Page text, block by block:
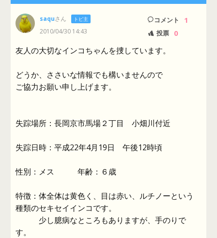
saquさん トピ主
2010/04/30 14:43
コメント 1
投票 0
友人の大切なインコちゃんを捜しています。
どうか、ささいな情報でも構いませんので
ご協力お願い申し上げます。
失踪場所：長岡京市馬場２丁目 小畑川付近
失踪日時：平成22年4月19日 午後12時頃
性別：メス 年齢：６歳
特徴：体全体は黄色く、目は赤い、ルチノーという
種類のセキセイインコです。
少し臆病なところもありますが、手のりで
す。